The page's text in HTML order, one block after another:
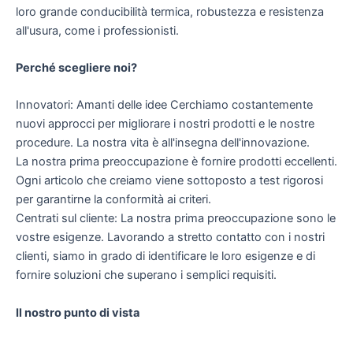
loro grande conducibilità termica, robustezza e resistenza
all'usura, come i professionisti.
Perché scegliere noi?
Innovatori: Amanti delle idee Cerchiamo costantemente
nuovi approcci per migliorare i nostri prodotti e le nostre
procedure. La nostra vita è all'insegna dell'innovazione.
La nostra prima preoccupazione è fornire prodotti eccellenti.
Ogni articolo che creiamo viene sottoposto a test rigorosi
per garantirne la conformità ai criteri.
Centrati sul cliente: La nostra prima preoccupazione sono le
vostre esigenze. Lavorando a stretto contatto con i nostri
clienti, siamo in grado di identificare le loro esigenze e di
fornire soluzioni che superano i semplici requisiti.
Il nostro punto di vista